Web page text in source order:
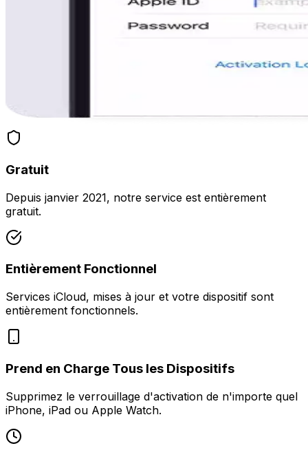
Gratuit
Depuis janvier 2021, notre service est entièrement
gratuit.
Entièrement Fonctionnel
Services iCloud, mises à jour et votre dispositif sont
entièrement fonctionnels.
Prend en Charge Tous les Dispositifs
Supprimez le verrouillage d'activation de n'importe quel
iPhone, iPad ou Apple Watch.